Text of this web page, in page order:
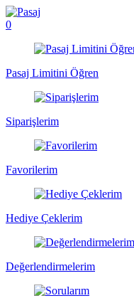
0
Pasaj Limitini Öğren
Siparişlerim
Favorilerim
Hediye Çeklerim
Değerlendirmelerim